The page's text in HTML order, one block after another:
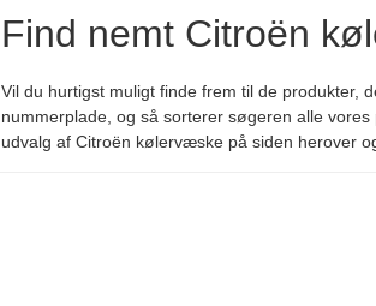
Find nemt Citroën
Vil du hurtigst muligt finde frem til de produkter,
nummerplade, og så sorterer søgeren alle
udvalg af Citroën kølervæske på siden herover